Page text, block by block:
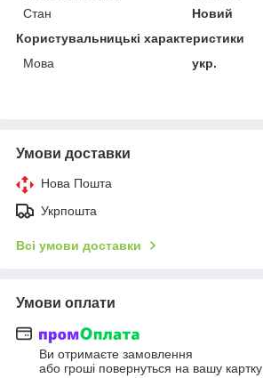
Стан
Новий
Користувальницькі характеристики
Мова
укр.
Умови доставки
Нова Пошта
Укрпошта
Всі умови доставки
Умови оплати
Ви отримаєте замовлення
або гроші повернуться на вашу картку